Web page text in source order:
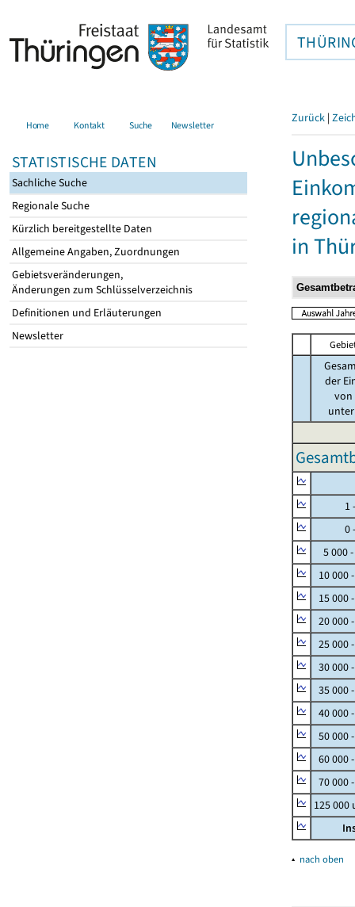
Home Kontakt Suche Newsletter
STATISTISCHE DATEN
Sachliche Suche
Regionale Suche
Kürzlich bereitgestellte Daten
Allgemeine Angaben, Zuordnungen
Gebietsveränderungen,
Änderungen zum Schlüsselverzeichnis
Definitionen und Erläuterungen
Newsletter
Zurück |
in
der
von
unter
1 -
0 -
5 000
10 000
15 000
20 000
25 000
30 000
35 000
40 000
50 000
60 000
70 000
125
▴ nach oben